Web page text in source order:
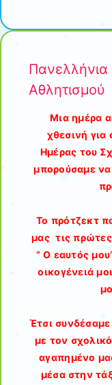
Αθλητισμού
Μια ημέρα
χθεσινή για
Ημέρας του
μπορούσαμε
Το πρότζεκτ
μας τις πρώτες
” Ο εαυτός
οικογένειά
Έτσι
με τον
αγαπημένο
μέσα στην